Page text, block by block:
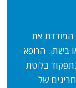
המודדת את
בשתן. הרופא
בלוטת
של